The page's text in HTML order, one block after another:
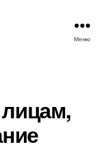
Меню